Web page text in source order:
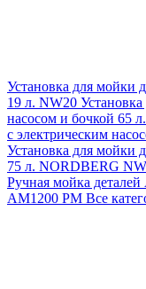
Установка для мойки
19 л. NW20
насосом и бочкой 65
с электрическим
Установка для мойки
75 л. NORDBERG
Ручная мойка
АМ1200 РМ Все